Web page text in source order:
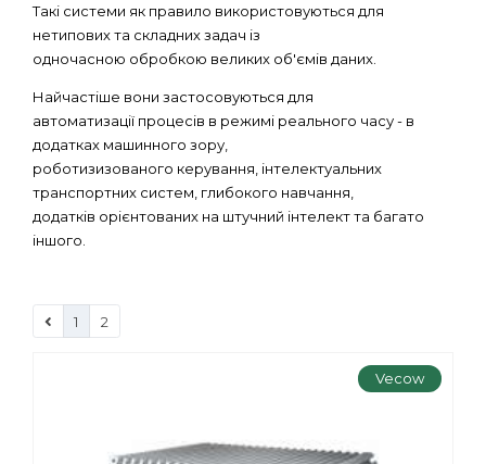
Такі системи як правило використовуються для
нетипових та складних задач із
одночасною обробкою великих об'ємів даних.
Найчастіше вони застосовуються для
автоматизації процесів в режимі реального часу - в
додатках машинного зору,
роботизизованого керування, інтелектуальних
транспортних систем, глибокого навчання,
додатків орієнтованих на штучний інтелект та багато
іншого.
1 2
Vecow